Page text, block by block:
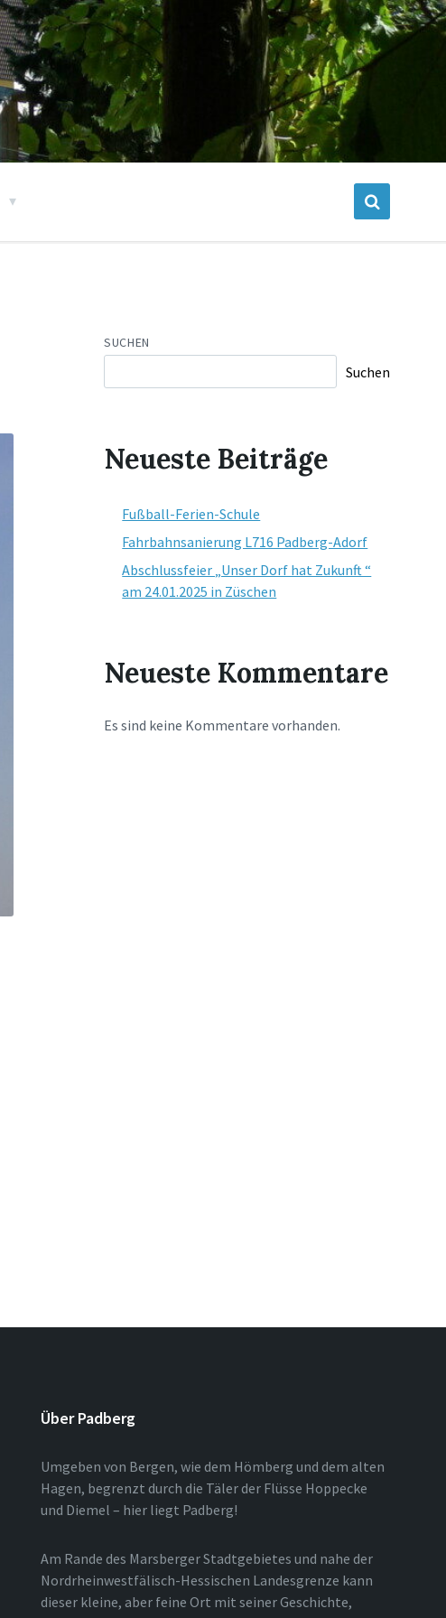
SUCHEN
Suchen
Neueste Beiträge
Fußball-Ferien-Schule
Fahrbahnsanierung L716 Padberg-Adorf
Abschlussfeier „Unser Dorf hat Zukunft “
am 24.01.2025 in Züschen
Neueste Kommentare
Es sind keine Kommentare vorhanden.
Über Padberg
Umgeben von Bergen, wie dem Hömberg und dem alten
Hagen, begrenzt durch die Täler der Flüsse Hoppecke
und Diemel – hier liegt Padberg!
Am Rande des Marsberger Stadtgebietes und nahe der
Nordrheinwestfälisch-Hessischen Landesgrenze kann
dieser kleine, aber feine Ort mit seiner Geschichte,